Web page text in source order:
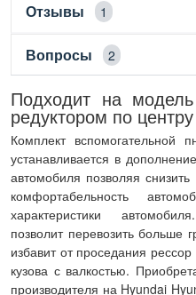
Отзывы 1
Вопросы 2
Подходит на
редуктором по
Комплект вспомогательной
устанавливается в
автомобиля позволяя
комфортабельность
характеристики
позволит перевозить больше
избавит от проседания
кузова с валкостью.
производителя на Hyundai